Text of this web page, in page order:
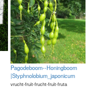
Pagodeboom--Honingboom
|Styphnolobium_japonicum
vrucht-fruit-frucht-fruit-fruta